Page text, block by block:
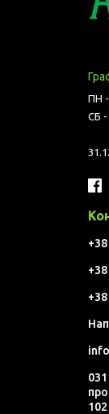
ПН
СБ -
102